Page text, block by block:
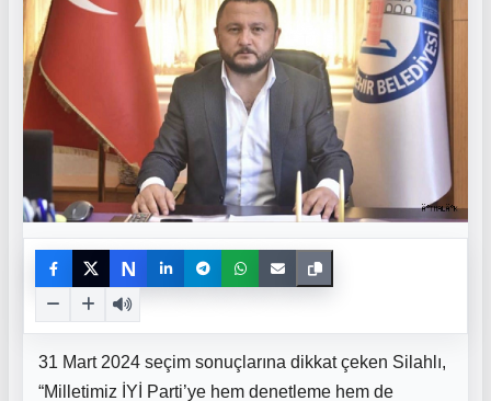
N
31 Mart 2024 seçim sonuçlarına dikkat çeken Silahlı,
“Milletimiz İYİ Parti’ye hem denetleme hem de